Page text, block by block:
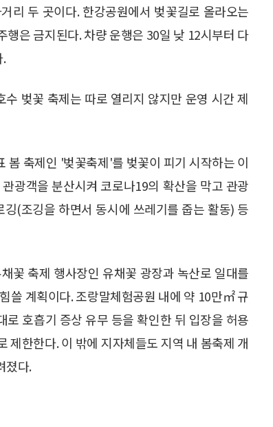
리 두 곳이다. 한강공원에서 벚꽃길로 올라오는
은 금지된다. 차량 운행은 30일 낮 12시부터 다
.
벚꽃 축제는 따로 열리지 않지만 운영 시간 제
봄 축제인 '벚꽃축제'를 벚꽃이 피기 시작하는 이
광객을 분산시켜 코로나19의 확산을 막고 관광
(조깅을 하면서 동시에 쓰레기를 줍는 활동) 등
꽃 축제 행사장인 유채꽃 광장과 녹산로 일대를
쓸 계획이다. 조랑말체험공원 내에 약 10만㎡ 규
호흡기 증상 유무 등을 확인한 뒤 입장을 허용
제한한다. 이 밖에 지자체들도 지역 내 봄축제 개
졌다.